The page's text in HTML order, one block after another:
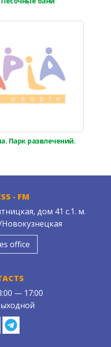
Парк развлечений.
- FM
дом 41 с.1. м.
office
— 17:00